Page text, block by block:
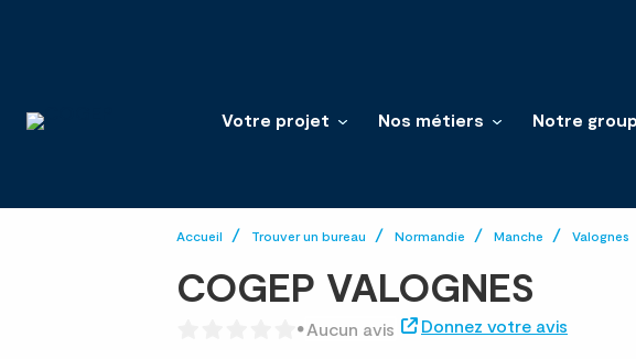
Votre projet Nos métiers Notre
Accueil Trouver un bureau Normandie Manche Valognes
COGEP VALOGNES
Aucun avis Donnez votre avis